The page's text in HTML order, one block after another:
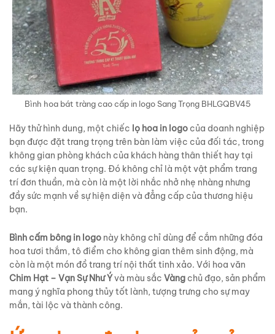
Bình hoa bát tràng cao cấp in logo Sang Trọng BHLGQBV45
Hãy thử hình dung, một chiếc lọ hoa in logo của doanh nghiệp
bạn được đặt trang trọng trên bàn làm việc của đối tác, trong
không gian phòng khách của khách hàng thân thiết hay tại
các sự kiện quan trọng. Đó không chỉ là một vật phẩm trang
trí đơn thuần, mà còn là một lời nhắc nhở nhẹ nhàng nhưng
đầy sức mạnh về sự hiện diện và đẳng cấp của thương hiệu
bạn.
Bình cấm bông in logo này không chỉ dùng để cắm những đóa
hoa tươi thắm, tô điểm cho không gian thêm sinh động, mà
còn là một món đồ trang trí nội thất tinh xảo. Với hoa văn
Chim Hạt – Vạn Sự Như Ývà màu sắc Vàng chủ đạo, sản phẩm
mang ý nghĩa phong thủy tốt lành, tượng trưng cho sự may
mắn, tài lộc và thành công.